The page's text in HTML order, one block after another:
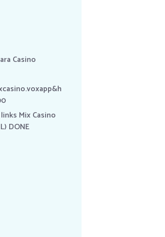
Casino
links Mix Casino
DONE